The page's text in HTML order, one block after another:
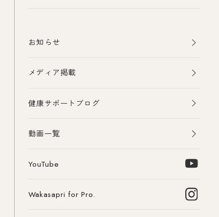
お知らせ
メディア掲載
健康サポートブログ
動画一覧
YouTube
Wakasapri for Pro.